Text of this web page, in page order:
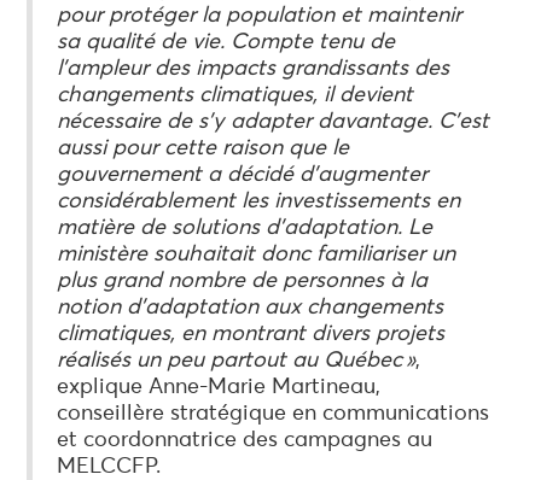
pour protéger la population et maintenir
sa qualité de vie. Compte tenu de
l’ampleur des impacts grandissants des
changements climatiques, il devient
nécessaire de s’y adapter davantage. C’est
aussi pour cette raison que le
gouvernement a décidé d’augmenter
considérablement les investissements en
matière de solutions d’adaptation. Le
ministère souhaitait donc familiariser un
plus grand nombre de personnes à la
notion d’adaptation aux changements
climatiques, en montrant divers projets
réalisés un peu partout au Québec »,
explique Anne-Marie Martineau,
conseillère stratégique en communications
et coordonnatrice des campagnes au
MELCCFP.